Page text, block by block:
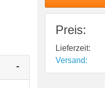
Preis:
Lieferzeit:
Versand: